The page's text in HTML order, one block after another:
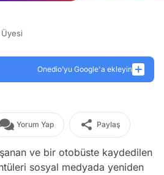
Onedio’yu Google'a ekleyin
Yorum Yap Paylaş
ve bir otobüste kaydedilen
sosyal medyada yeniden